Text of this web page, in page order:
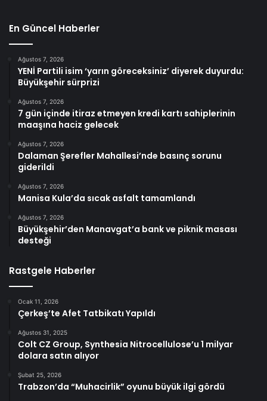
En Güncel Haberler
Ağustos 7, 2026
YENİ Partili isim ‘yarın göreceksiniz’ diyerek duyurdu:
Büyükşehir sürprizi
Ağustos 7, 2026
7 gün içinde itiraz etmeyen kredi kartı sahiplerinin
maaşına haciz gelecek
Ağustos 7, 2026
Dalaman Şerefler Mahallesi’nde basınç sorunu
giderildi
Ağustos 7, 2026
Manisa Kula’da sıcak asfalt tamamlandı
Ağustos 7, 2026
Büyükşehir’den Manavgat’a bank ve piknik masası
desteği
Rastgele Haberler
Ocak 11, 2026
Çerkeş’te Afet Tatbikatı Yapıldı
Ağustos 31, 2025
Colt CZ Group, Synthesia Nitrocellulose’u 1 milyar
dolara satın alıyor
Şubat 25, 2026
Trabzon’da “Muhacirlik” oyunu büyük ilgi gördü